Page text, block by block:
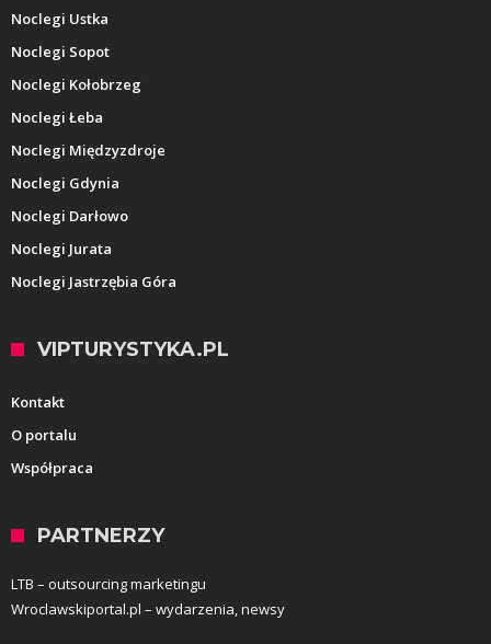
Noclegi Ustka
Noclegi Sopot
Noclegi Kołobrzeg
Noclegi Łeba
Noclegi Międzyzdroje
Noclegi Gdynia
Noclegi Darłowo
Noclegi Jurata
Noclegi Jastrzębia Góra
VIPTURYSTYKA.PL
Kontakt
O portalu
Współpraca
PARTNERZY
LTB – outsourcing marketingu
Wroclawskiportal.pl – wydarzenia, newsy